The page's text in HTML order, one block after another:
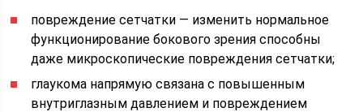
повреждение сетчатки — изменить нормальное
функционирование бокового зрения способны
даже микроскопические повреждения сетчатки;
глаукома напрямую связана с повышенным
внутриглазным давлением и повреждением